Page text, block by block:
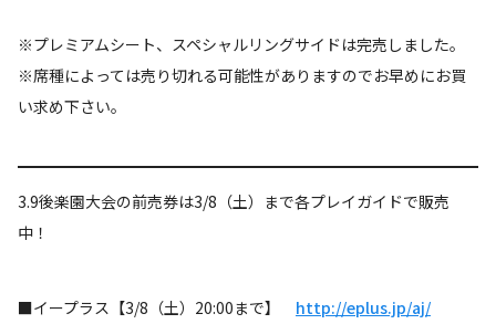
※プレミアムシート、スペシャルリングサイドは完売しました。
※席種によっては売り切れる可能性がありますのでお早めにお買
い求め下さい。
3.9後楽園大会の前売券は3/8（土）まで各プレイガイドで販売
中！
■イープラス【3/8（土）20:00まで】 http://eplus.jp/aj/